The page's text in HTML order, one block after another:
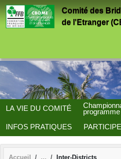
Comité des
de l'Etranger
LA VIE DU COMITÉ
INFOS PRATIQUES
Accueil Inter-Districts
Panneau de gestion des cookies